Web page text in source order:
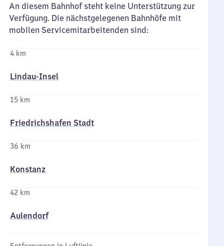
An diesem Bahnhof steht keine Unterstützung zur
Verfügung. Die nächstgelegenen Bahnhöfe mit
mobilen Servicemitarbeitenden sind:
4 km
Lindau-Insel
15 km
Friedrichshafen Stadt
36 km
Konstanz
42 km
Aulendorf